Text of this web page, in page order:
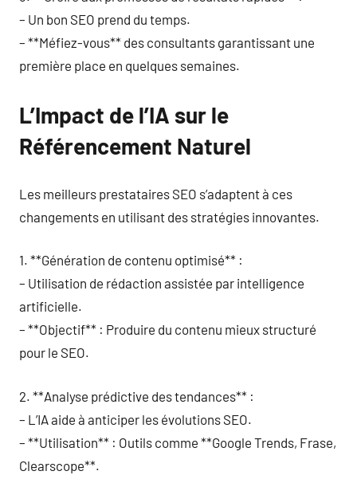
– Un bon SEO prend du temps.
– **Méfiez-vous** des consultants garantissant une
première place en quelques semaines.
L’Impact de l’IA sur le
Référencement Naturel
Les meilleurs prestataires SEO s’adaptent à ces
changements en utilisant des stratégies innovantes.
1. **Génération de contenu optimisé** :
– Utilisation de rédaction assistée par intelligence
artificielle.
– **Objectif** : Produire du contenu mieux structuré
pour le SEO.
2. **Analyse prédictive des tendances** :
– L’IA aide à anticiper les évolutions SEO.
– **Utilisation** : Outils comme **Google Trends, Frase,
Clearscope**.